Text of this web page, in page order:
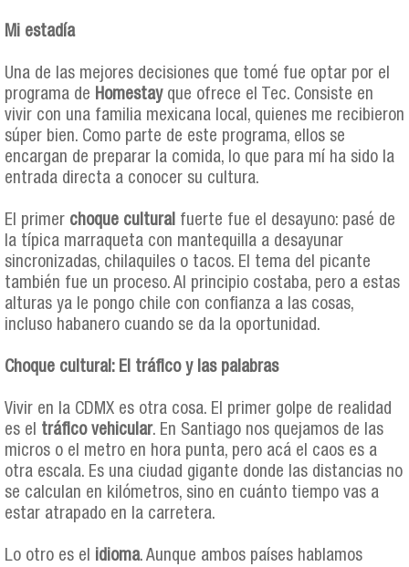
Mi estadía
Una de las mejores decisiones que tomé fue optar por el
programa de Homestayque ofrece el Tec. Consiste en
vivir con una familia mexicana local, quienes me recibieron
súper bien. Como parte de este programa, ellos se
encargan de preparar la comida, lo que para mí ha sido la
entrada directa a conocer su cultura.
El primer choque cultural fuerte fue el desayuno: pasé de
la típica marraqueta con mantequilla a desayunar
sincronizadas, chilaquiles o tacos. El tema del picante
también fue un proceso. Al principio costaba, pero a estas
alturas ya le pongo chile con confianza a las cosas,
incluso habanero cuando se da la oportunidad.
Choque cultural: El tráfico y las palabras
Vivir en la CDMX es otra cosa. El primer golpe de realidad
es el tráfico vehicular. En Santiago nos quejamos de las
micros o el metro en hora punta, pero acá el caos es a
otra escala. Es una ciudad gigante donde las distancias no
se calculan en kilómetros, sino en cuánto tiempo vas a
estar atrapado en la carretera.
Lo otro es el idioma. Aunque ambos países hablamos